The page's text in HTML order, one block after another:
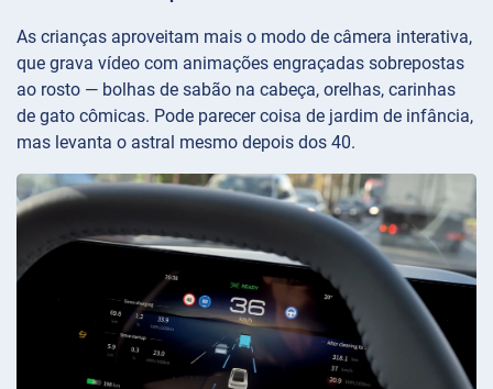
As crianças aproveitam mais o modo de câmera interativa,
que grava vídeo com animações engraçadas sobrepostas
ao rosto — bolhas de sabão na cabeça, orelhas, carinhas
de gato cômicas. Pode parecer coisa de jardim de infância,
mas levanta o astral mesmo depois dos 40.